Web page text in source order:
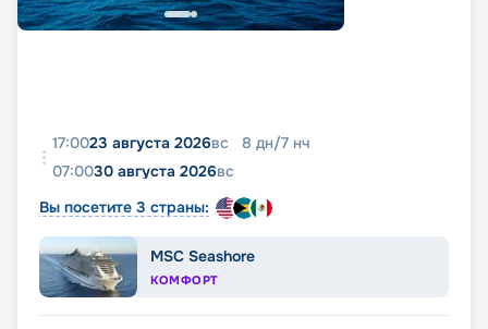
17:0023 августа 2026вс 8 дн/7 нч
07:0030 августа 2026вс
Вы посетите 3 страны:
MSC Seashore
КОМФОРТ